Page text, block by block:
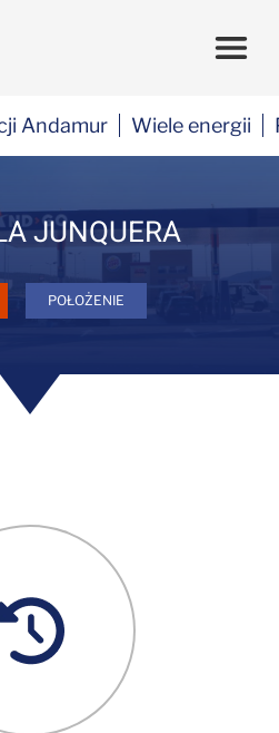
Andamur Wiele energii
JUNQUERA
POŁOŻENIE